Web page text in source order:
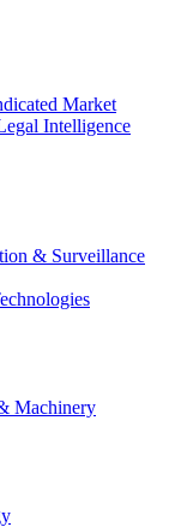
Market
Intelligence
& Surveillance
Machinery